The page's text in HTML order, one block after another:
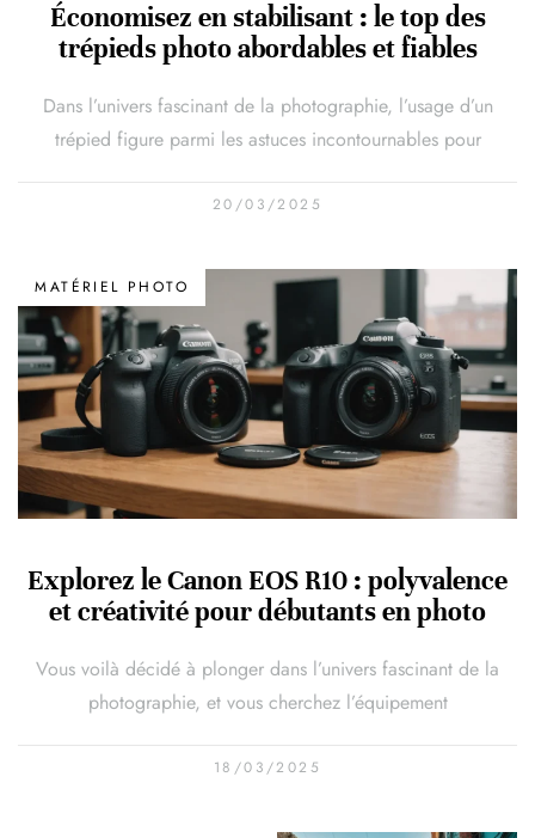
Économisez en stabilisant : le top des
trépieds photo abordables et fiables
Dans l’univers fascinant de la photographie, l’usage d’un
trépied figure parmi les astuces incontournables pour
20/03/2025
MATÉRIEL PHOTO
Explorez le Canon EOS R10 : polyvalence
et créativité pour débutants en photo
Vous voilà décidé à plonger dans l’univers fascinant de la
photographie, et vous cherchez l’équipement
18/03/2025